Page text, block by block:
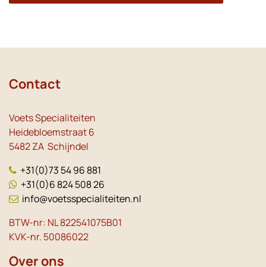
Contact
Voets Specialiteiten
Heidebloemstraat 6
5482 ZA Schijndel
+31(0)73 54 96 881
+31(0)6 824 508 26
info@voetsspecialiteiten.nl
BTW-nr: NL 822541075B01
KVK-nr. 50086022
Over ons